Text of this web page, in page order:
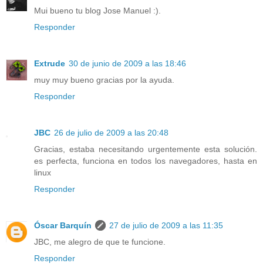
Mui bueno tu blog Jose Manuel :).
Responder
Extrude 30 de junio de 2009 a las 18:46
muy muy bueno gracias por la ayuda.
Responder
JBC 26 de julio de 2009 a las 20:48
Gracias, estaba necesitando urgentemente esta solución.
es perfecta, funciona en todos los navegadores, hasta en
linux
Responder
Óscar Barquín
27 de julio de 2009 a las 11:35
JBC, me alegro de que te funcione.
Responder